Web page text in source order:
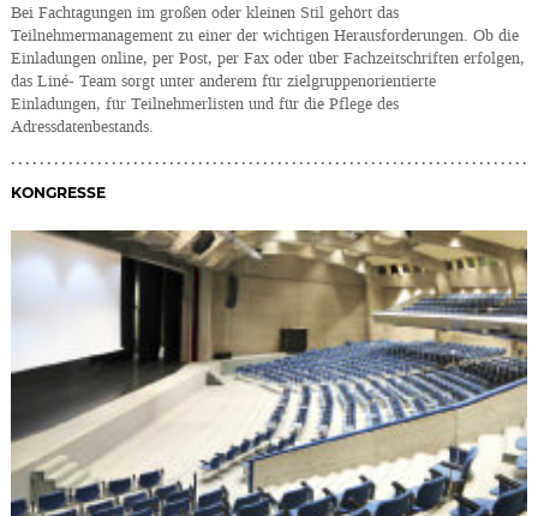
Bei Fachtagungen im großen oder kleinen Stil gehört das
Teilnehmermanagement zu einer der wichtigen Herausforderungen. Ob die
Einladungen online, per Post, per Fax oder über Fachzeitschriften erfolgen,
das Liné- Team sorgt unter anderem für zielgruppenorientierte
Einladungen, für Teilnehmerlisten und für die Pflege des
Adressdatenbestands.
KONGRESSE